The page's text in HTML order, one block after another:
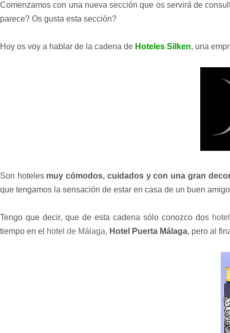
Comenzamos con una nueva sección que os servirá de
parece? Os gusta esta sección?
Hoy os voy a hablar de la cadena de Hoteles Silken, una
Son hoteles muy cómodos, cuidados y con una gran
que tengamos la sensación de estar en casa de un buen
Tengo que decir, que de esta cadena sólo conozco dos
tiempo en el hotel de Málaga, Hotel Puerta Málaga, pero al